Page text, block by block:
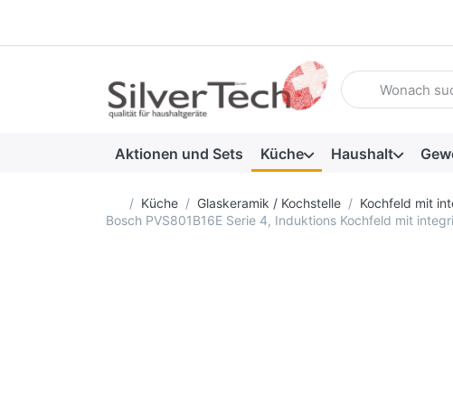
Geben Sie
Aktionen und Sets Küche Haushalt
Startseite
Küche Glaskeramik / Kochstelle
Kochfeld mit
Bosch PVS801B16E Serie 4, Induktions Kochfeld mit